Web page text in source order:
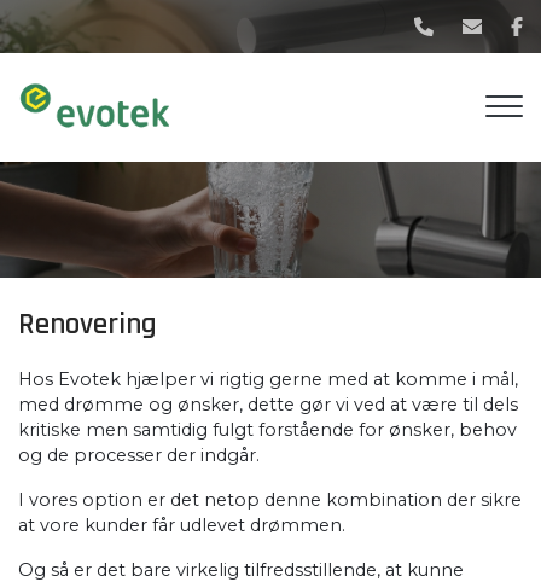
G
å
h
o
e
d
Renovering
Hos Evotek hjælper vi rigtig gerne med at komme i mål,
med drømme og ønsker, dette gør vi ved at være til dels
kritiske men samtidig fulgt forstående for ønsker, behov
og de processer der indgår.
I vores option er det netop denne kombination der sikre
at vore kunder får udlevet drømmen.
Og så er det bare virkelig tilfredsstillende, at kunne